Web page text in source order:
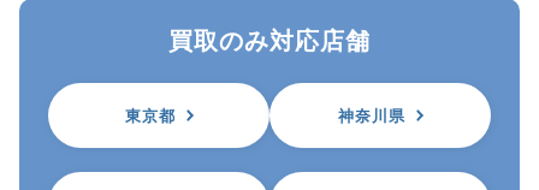
買取のみ対応店舗
東京都 神奈川県